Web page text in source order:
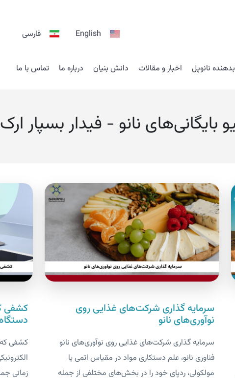
English فارسی
نانوپل اخبار و مقالات دانش بنیان درباره ما تماس با ما
بایگانی‌های نانو - فیدار بسپار ارک
سرمایه گذاری شرکت‌های غذایی روی
نوآوری‌های نانو
سرمایه گذاری شرکت‌های غذایی روی نوآوری‌های نانو
فناوری نانو، علم دستکاری مواد در مقیاس اتمی یا
مولکولی، ردپای خود را در بخش‌های مختلفی از جمله
کشفی
کشفی که
زمانی